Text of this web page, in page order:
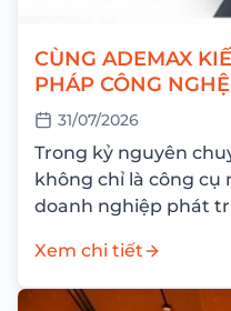
CÙNG ADEMAX
PHÁP CÔNG NGHỆ
31/07/2026
Trong kỷ nguyên
không chỉ là công cụ
doanh nghiệp phát
Xem chi tiết